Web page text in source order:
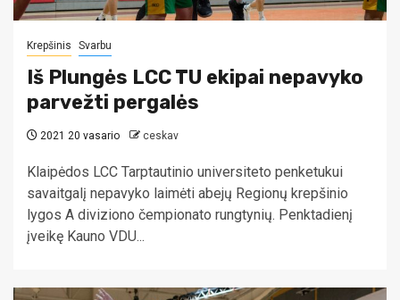
Krepšinis Svarbu
Iš Plungės LCC TU ekipai nepavyko
parvežti pergalės
2021 20 vasario ceskav
Klaipėdos LCC Tarptautinio universiteto penketukui
savaitgalį nepavyko laimėti abejų Regionų krepšinio
lygos A diviziono čempionato rungtynių. Penktadienį
įveikę Kauno VDU...